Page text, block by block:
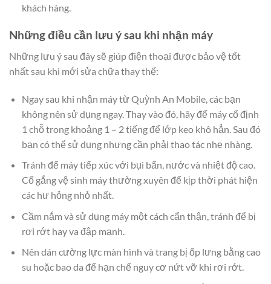
khách hàng.
Những điều cần lưu ý sau khi nhận máy
Những lưu ý sau đây sẽ giúp điện thoại được bảo vệ tốt
nhất sau khi mới sửa chữa thay thế:
Ngay sau khi nhận máy từ Quỳnh An Mobile, các bạn
không nên sử dụng ngay. Thay vào đó, hãy để máy cố định
1 chỗ trong khoảng 1 – 2 tiếng để lớp keo khô hẳn. Sau đó
bạn có thể sử dụng nhưng cần phải thao tác nhẹ nhàng.
Tránh để máy tiếp xúc với bụi bẩn, nước và nhiệt độ cao.
Cố gắng vệ sinh máy thường xuyên để kịp thời phát hiện
các hư hỏng nhỏ nhất.
Cầm nắm và sử dụng máy một cách cẩn thận, tránh để bị
rơi rớt hay va đập mạnh.
Nên dán cường lực màn hình và trang bị ốp lưng bằng cao
su hoặc bao da để hạn chế nguy cơ nứt vỡ khi rơi rớt.